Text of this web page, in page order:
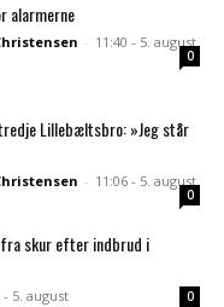
alarmerne
- 11:40 - 5. august
0
Lillebæltsbro: »Jeg står
- 11:06 - 5. august
0
skur efter indbrud i
- 5. august 0